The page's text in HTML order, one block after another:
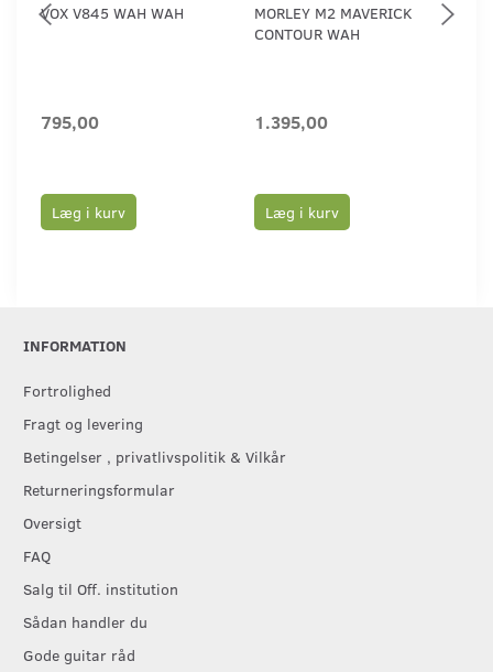
VOX V845 WAH WAH
795,00
Læg i kurv
MORLEY M2 MAVERICK
CONTOUR WAH
1.395,00
Læg i kurv
INFORMATION
Fortrolighed
Fragt og levering
Betingelser , privatlivspolitik & Vilkår
Returneringsformular
Oversigt
FAQ
Salg til Off. institution
Sådan handler du
Gode guitar råd